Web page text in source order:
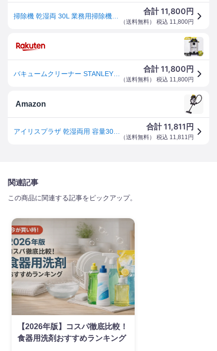
合計11,800 円
（送料無料） 税込 11,800円
合計11,800 円
（送料無料） 税込 11,800円
Amazon
合計11,811 円
（送料無料） 税込 11,811 円
関連記事
この商品に関連する記事をピックアップ。
【2026年版】コスパ徹底比較！
食器用洗剤おすすめランキング